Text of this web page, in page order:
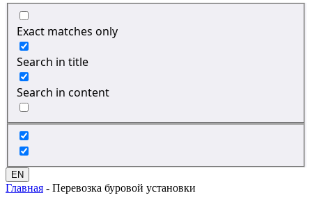
Exact matches only
Search in title
Search in content
EN
Главная - Перевозка буровой установки